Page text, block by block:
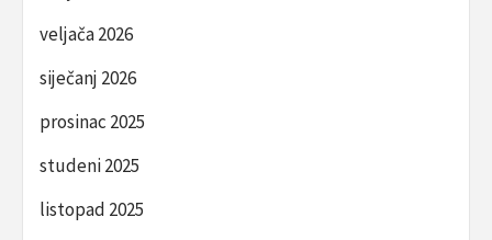
veljača 2026
siječanj 2026
prosinac 2025
studeni 2025
listopad 2025